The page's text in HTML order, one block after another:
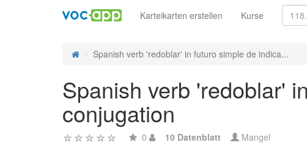
Karteikarten erstellen Kurse
Spanish verb 'redoblar' in futuro simple de indica...
Spanish verb 'redoblar'
conjugation
0 10 Datenblatt Mangel